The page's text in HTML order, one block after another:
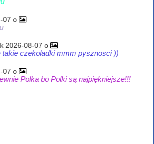
07 o
2026-08-07 o
takie czekoladki mmm pysznosci ))
07 o
Polka bo Polki są najpiękniejsze!!!